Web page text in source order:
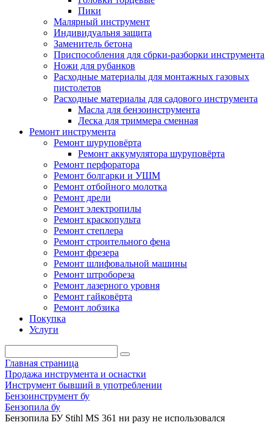
Пики
Малярный инструмент
Индивидуальня защита
Заменитель бетона
Приспособления для сбрки-разборки инструмента
Ножи для рубанков
Расходные материалы для монтажных газовых
пистолетов
Расходные материалы для садового инструмента
Масла для бензоинструмента
Леска для триммера сменная
Ремонт инструмента
Ремонт шуруповёрта
Ремонт аккумулятора шуруповёрта
Ремонт перфоратора
Ремонт болгарки и УШМ
Ремонт отбойного молотка
Ремонт дрели
Ремонт электропилы
Ремонт краскопульта
Ремонт степлера
Ремонт строительного фена
Ремонт фрезера
Ремонт шлифовальной машины
Ремонт штробореза
Ремонт лазерного уровня
Ремонт гайковёрта
Ремонт лобзика
Покупка
Услуги
Главная страница
Продажа инструмента и оснастки
Инструмент бывший в употреблении
Бензоинструмент бу
Бензопила бу
Бензопила БУ Stihl MS 361 ни разу не использовался